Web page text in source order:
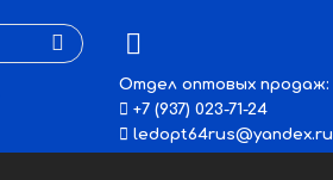
Отдел оптовых продаж:
+7 (937) 023-71-24
ledopt64rus@yandex.ru